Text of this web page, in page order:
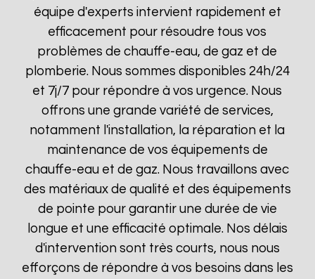
équipe d'experts intervient rapidement et
efficacement pour résoudre tous vos
problèmes de chauffe-eau, de gaz et de
plomberie. Nous sommes disponibles 24h/24
et 7j/7 pour répondre à vos urgence. Nous
offrons une grande variété de services,
notamment l'installation, la réparation et la
maintenance de vos équipements de
chauffe-eau et de gaz. Nous travaillons avec
des matériaux de qualité et des équipements
de pointe pour garantir une durée de vie
longue et une efficacité optimale. Nos délais
d'intervention sont très courts, nous nous
efforçons de répondre à vos besoins dans les